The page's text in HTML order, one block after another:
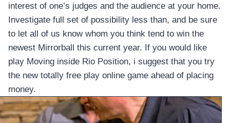
สินค้าตามแบรนด์
interest of one’s judges and the audience at your home.
Investigate full set of possibility less than, and be sure
to let all of us know whom you think tend to win the
newest Mirrorball this current year. If you would like
play Moving inside Rio Position, i suggest that you try
the new totally free play online game ahead of placing
money.